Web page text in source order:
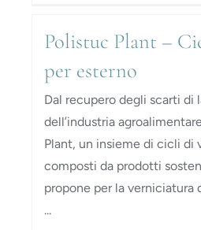
Polistuc Plant –
per esterno
Dal recupero degli scarti di
dell’industria
Plant, un insieme di cicli di
composti da prodotti
propone per la verniciatura
...